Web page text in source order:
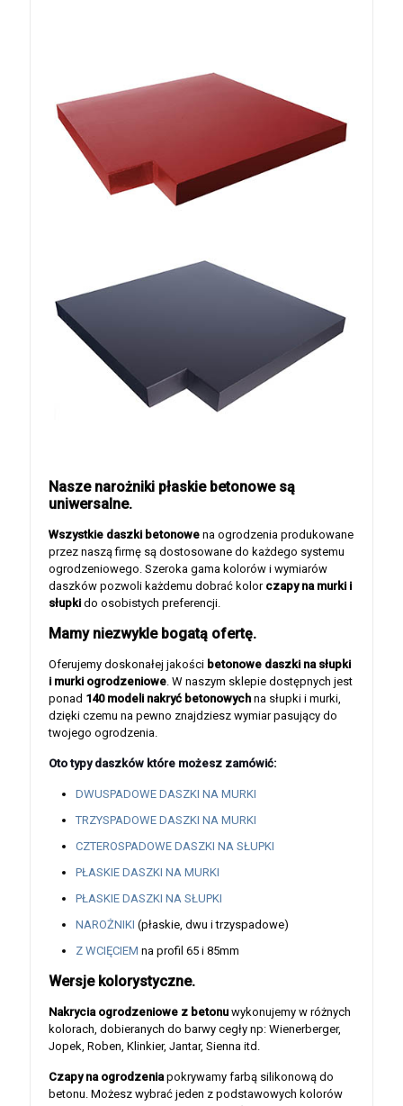
Nasze narożniki płaskie betonowe są
uniwersalne.
Wszystkie daszki betonowe na ogrodzenia produkowane
przez naszą firmę są dostosowane do każdego systemu
ogrodzeniowego. Szeroka gama kolorów i wymiarów
daszków pozwoli każdemu dobrać kolor czapy na murki i
słupki do osobistych preferencji.
Mamy niezwykle bogatą ofertę.
Oferujemy doskonałej jakości betonowe daszki na słupki
i murki ogrodzeniowe. W naszym sklepie dostępnych jest
ponad 140 modeli nakryć betonowych na słupki i murki,
dzięki czemu na pewno znajdziesz wymiar pasujący do
twojego ogrodzenia.
Oto typy daszków które możesz zamówić:
DWUSPADOWE DASZKI NA MURKI
TRZYSPADOWE DASZKI NA MURKI
CZTEROSPADOWE DASZKI NA SŁUPKI
PŁASKIE DASZKI NA MURKI
PŁASKIE DASZKI NA SŁUPKI
NAROŻNIKI (płaskie, dwu i trzyspadowe)
Z WCIĘCIEM na profil 65 i 85mm
Wersje kolorystyczne.
Nakrycia ogrodzeniowe z betonu wykonujemy w różnych
kolorach, dobieranych do barwy cegły np: Wienerberger,
Jopek, Roben, Klinkier, Jantar, Sienna itd.
Czapy na ogrodzeniapokrywamy farbą silikonową do
betonu. Możesz wybrać jeden z podstawowych kolorów